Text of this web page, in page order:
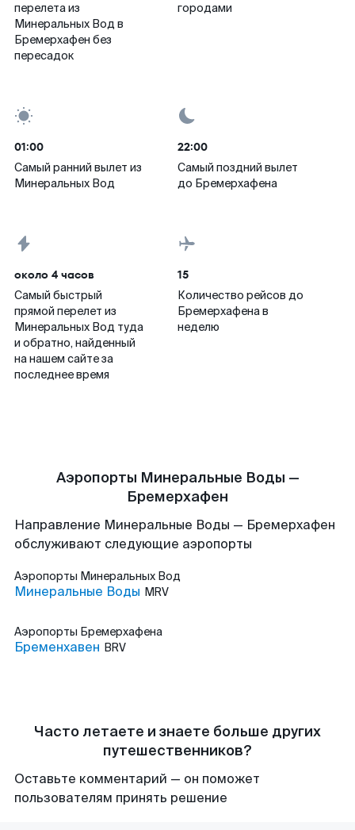
перелета из
Минеральных Вод в
Бремерхафен без
пересадок
городами
01:00
Самый ранний вылет из
Минеральных Вод
22:00
Самый поздний вылет
до Бремерхафена
около 4 часов
Самый быстрый
прямой перелет из
Минеральных Вод туда
и обратно, найденный
на нашем сайте за
последнее время
15
Количество рейсов до
Бремерхафена в
неделю
Аэропорты Минеральные Воды —
Бремерхафен
Направление Минеральные Воды — Бремерхафен
обслуживают следующие аэропорты
Аэропорты Минеральных Вод
Минеральные Воды MRV
Аэропорты Бремерхафена
Бременхавен BRV
Часто летаете и знаете больше других
путешественников?
Оставьте комментарий — он поможет
пользователям принять решение